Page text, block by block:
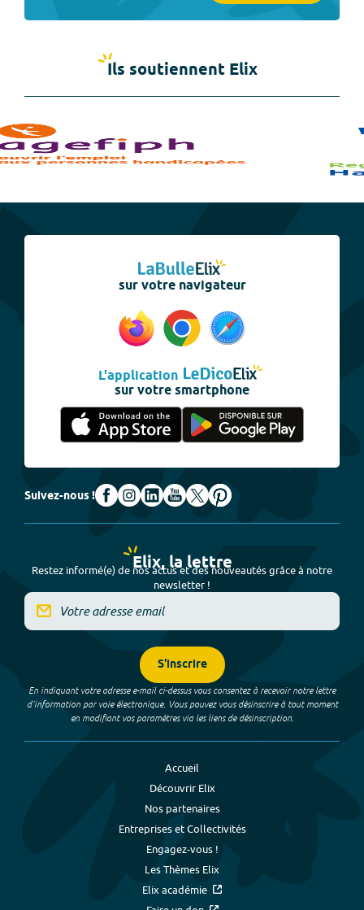
Ils soutiennent Elix
sur votre navigateur
L'application
sur votre smartphone
Suivez-nous !
Elix, la lettre
Restez informé(e) de nos actus et des nouveautés grâce à notre
newsletter !
S'inscrire
En indiquant votre adresse e-mail ci-dessus vous consentez à recevoir notre lettre
d’information par voie électronique. Vous pouvez vous désinscrire à tout moment
en modifiant vos paramètres via les liens de désinscription.
Accueil
Découvrir Elix
Nos partenaires
Entreprises et Collectivités
Engagez-vous !
Les Thèmes Elix
Elix académie